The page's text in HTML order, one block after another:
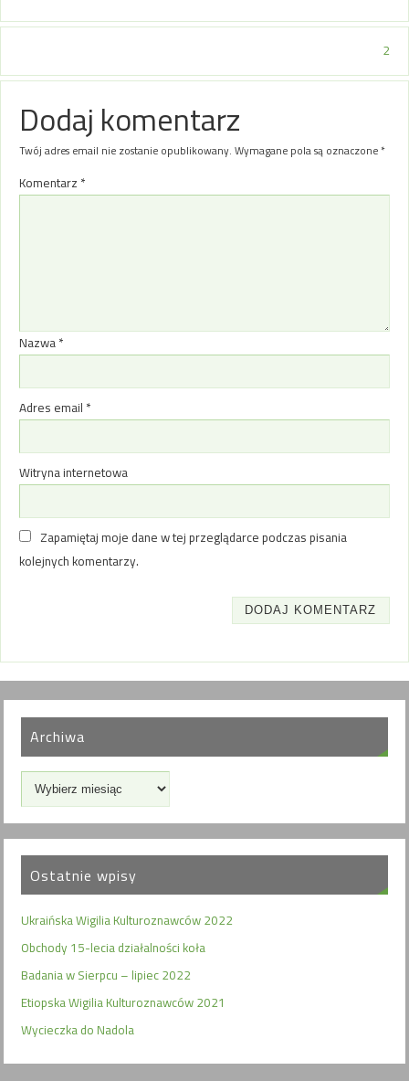
2
Dodaj komentarz
Twój adres email nie zostanie opublikowany. Wymagane pola są oznaczone*
Komentarz *
Nazwa *
Adres email *
Witryna internetowa
Zapamiętaj moje dane w tej przeglądarce podczas pisania
kolejnych komentarzy.
Archiwa
Ostatnie wpisy
Ukraińska Wigilia Kulturoznawców 2022
Obchody 15-lecia działalności koła
Badania w Sierpcu – lipiec 2022
Etiopska Wigilia Kulturoznawców 2021
Wycieczka do Nadola